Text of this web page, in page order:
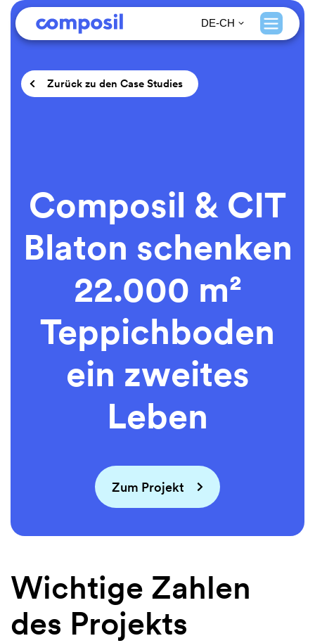
DE-CH
Zurück zu den Case Studies
Composil & CIT
Blaton schenken
22.000 m²
Teppichboden
ein zweites
Leben
Zum Projekt
Wichtige Zahlen
des Projekts